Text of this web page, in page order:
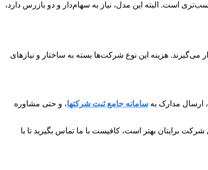
است. البته این مدل، نیاز به سهام‌دار و دو بازرس دارد،
هزینه این نوع شرکت‌ها بسته به ساختار و نیازهای
ارسال مدارک به سامانه جامع ثبت شرکتها، و حتی مشاوره
برایتان بهتر است، کافیست با ما تماس بگیرید تا با